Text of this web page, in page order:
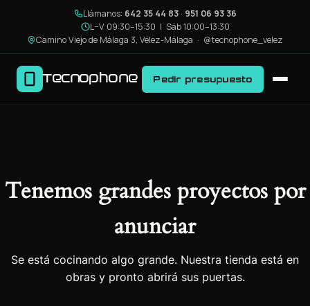
Llámanos: 642 35 44 83· 951 06 93 36
L–V 09:30–15:30 | Sáb 10:00–13:30
Camino Viejo de Málaga 3, Vélez-Málaga · @tecnophone_velez
Tecnophone Pedir presupuesto
Tenemos grandes proyectos por
anunciar
Se está cocinando algo grande. Nuestra tienda está en
obras y pronto abrirá sus puertas.